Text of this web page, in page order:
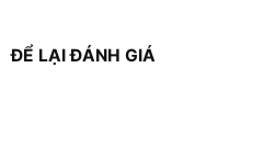
ĐỂ LẠI ĐÁNH GIÁ